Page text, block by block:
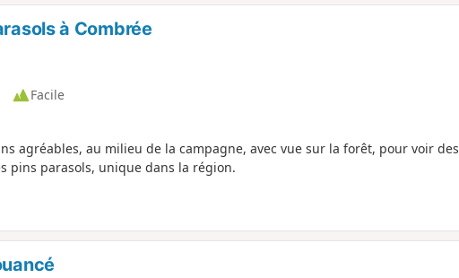
à Combrée
Facile
agréables, au milieu de la campagne, avec vue sur la forêt, pour voir des
pins parasols, unique dans la région.